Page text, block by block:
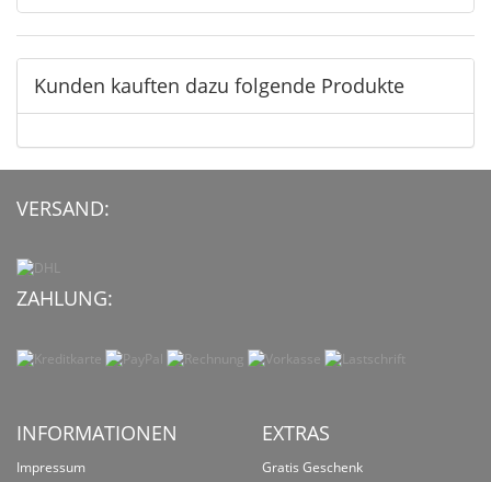
Kunden kauften dazu folgende Produkte
VERSAND:
ZAHLUNG:
INFORMATIONEN
Impressum
EXTRAS
Gratis Geschenk